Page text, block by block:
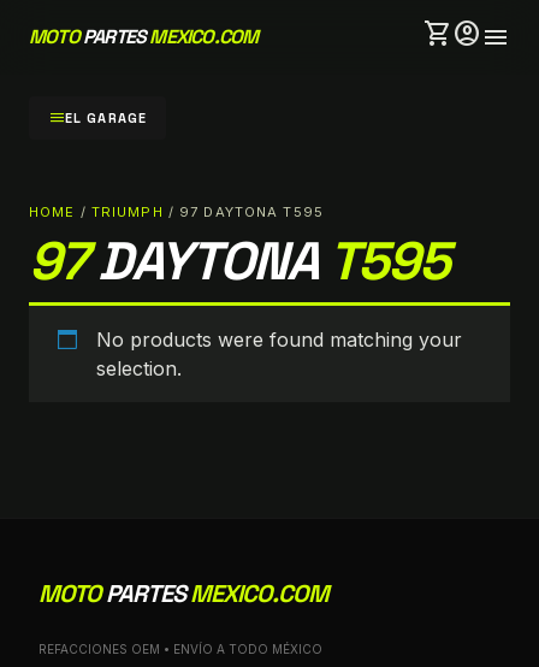
MOTOPARTESMEXICO.COM shopping_cartaccount_circlemenu
menuEL GARAGE
HOME / TRIUMPH / 97 DAYTONA T595
97 DAYTONA T595
No products were found matching your
selection.
MOTOPARTESMEXICO.COM
REFACCIONES OEM • ENVÍO A TODO MÉXICO